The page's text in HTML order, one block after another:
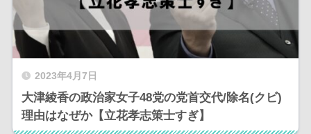
2023年4月7日
大津綾香の政治家女子48党の党首交代/除名(クビ)
理由はなぜか【立花孝志策士すぎ】